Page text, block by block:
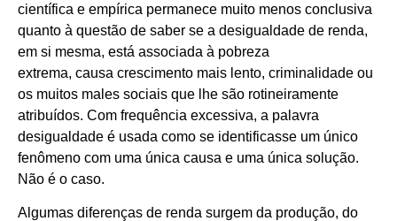
científica e empírica permanece muito menos conclusiva
quanto à questão de saber se a desigualdade de renda,
em si mesma, está associada à pobreza
extrema, causa crescimento mais lento, criminalidade ou
os muitos males sociais que lhe são rotineiramente
atribuídos. Com frequência excessiva, a palavra
desigualdade é usada como se identificasse um único
fenômeno com uma única causa e uma única solução.
Não é o caso.
Algumas diferenças de renda surgem da produção, do